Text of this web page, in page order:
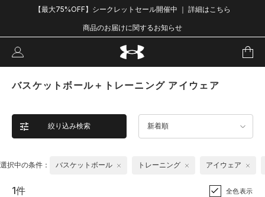
【最大75%OFF】シークレットセール開催中 ｜ 詳細はこちら
商品のお届けに関するお知らせ
バスケットボール＋トレーニング アイウェア
絞り込み検索 新着順
選択中の条件： バスケットボール トレーニング アイウェア
1件 全色表示